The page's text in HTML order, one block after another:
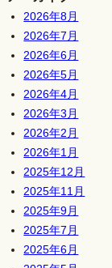
2026年8月
2026年7月
2026年6月
2026年5月
2026年4月
2026年3月
2026年2月
2026年1月
2025年12月
2025年11月
2025年9月
2025年7月
2025年6月